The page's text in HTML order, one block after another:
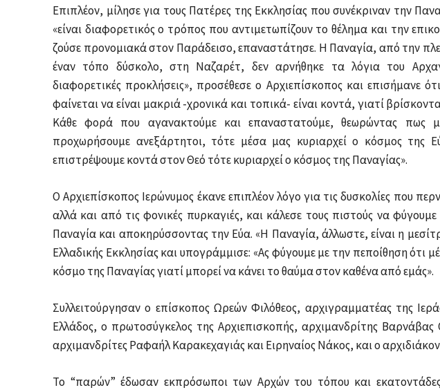
Επιπλέον, μίλησε για τους Πατέρες της Εκκλησίας που συνέκριναν την
«είναι διαφορετικός ο τρόπος που αντιμετωπίζουν το θέλημα και την
ζούσε προνομιακά στον Παράδεισο, επαναστάτησε. Η Παναγία, από την
έναν τόπο δύσκολο, στη Ναζαρέτ, δεν αρνήθηκε τα λόγια του
διαφορετικές προκλήσεις», προσέθεσε ο Αρχιεπίσκοπος και επισήμανε
φαίνεται να είναι μακριά -χρονικά και τοπικά- είναι κοντά, γιατί
Κάθε φορά που αγανακτούμε και επαναστατούμε, θεωρώντας πως
προχωρήσουμε ανεξάρτητοι, τότε μέσα μας κυριαρχεί ο κόσμος της
επιστρέψουμε κοντά στον Θεό τότε κυριαρχεί ο κόσμος της Παναγίας».
Ο Αρχιεπίσκοπος Ιερώνυμος έκανε επιπλέον λόγο για τις δυσκολίες που
αλλά και από τις φονικές πυρκαγιές, και κάλεσε τους πιστούς να
Παναγία και αποκηρύσσοντας την Εύα. «Η Παναγία, άλλωστε, είναι η
Ελλαδικής Εκκλησίας και υπογράμμισε: «Ας φύγουμε με την πεποίθηση ότι
κόσμο της Παναγίας γιατί μπορεί να κάνει το θαύμα στον καθένα από εμάς».
Συλλειτούργησαν ο επίσκοπος Ωρεών Φιλόθεος, αρχιγραμματέας της
Ελλάδος, ο πρωτοσύγκελος της Αρχιεπισκοπής, αρχιμανδρίτης Βαρνάβας
αρχιμανδρίτες Ραφαήλ Καρακεχαγιάς και Ειρηναίος Νάκος, και ο
Το “παρών” έδωσαν εκπρόσωποι των Αρχών του τόπου και